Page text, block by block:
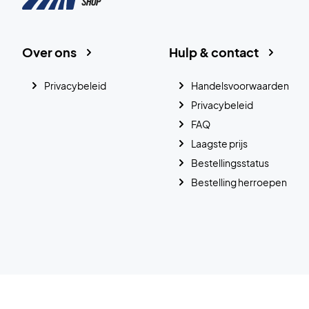
Hulp & contact
Handelsvoorwaarden
Privacybeleid
FAQ
Laagste prijs
Bestellingsstatus
Bestelling herroepen
Over ons
Privacybeleid